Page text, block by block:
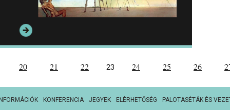
20 21 22 23 24 25 26
KONFERENCIA JEGYEK ELÉRHETŐSÉG PALOTASÉTÁK ÉS